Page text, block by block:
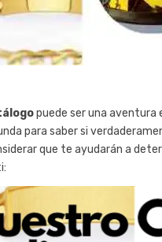
puede ser una aventura
para saber si
que te ayudarán a